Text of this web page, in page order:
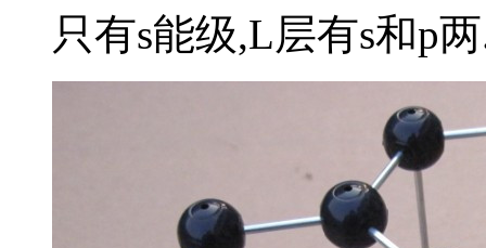
只有s能级,L层有s和p